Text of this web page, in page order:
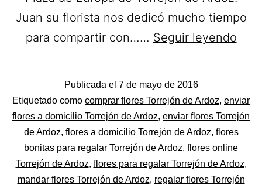
Juan su florista nos dedicó mucho tiempo
para compartir con…… Seguir leyendo
de
a
en
Publicada el 7 de mayo de 2016
Categorizado
como
Flores
Etiquetado como comprar flores Torrejón de Ardoz, enviar
flores a domicilio Torrejón de Ardoz, enviar flores Torrejón
de Ardoz, flores a domicilio Torrejón de Ardoz, flores
bonitas para regalar Torrejón de Ardoz, flores online
Torrejón de Ardoz, flores para regalar Torrejón de Ardoz,
mandar flores Torrejón de Ardoz, regalar flores Torrejón